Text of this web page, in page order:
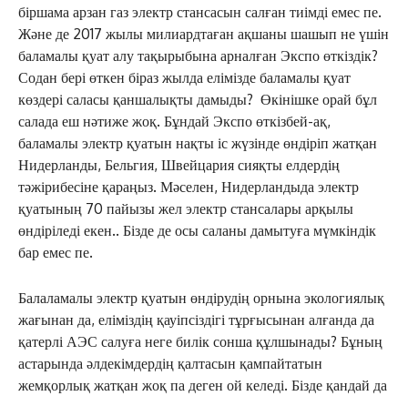
біршама арзан газ электр стансасын салған тиімді емес пе.
Және де 2017 жылы милиардтаған ақшаны шашып не үшін
баламалы қуат алу тақырыбына арналған Экспо өткіздік?
Содан бері өткен біраз жылда елімізде баламалы қуат
көздері саласы қаншалықты дамыды? Өкінішке орай бұл
салада еш нәтиже жоқ. Бұндай Экспо өткізбей-ақ,
баламалы электр қуатын нақты іс жүзінде өндіріп жатқан
Нидерланды, Бельгия, Швейцария сияқты елдердің
тәжірибесіне қараңыз. Мәселен, Нидерландыда электр
қуатының 70 пайызы жел электр стансалары арқылы
өндіріледі екен.. Бізде де осы саланы дамытуға мүмкіндік
бар емес пе.
Балаламалы электр қуатын өндірудің орнына экологиялық
жағынан да, еліміздің қауіпсіздігі тұрғысынан алғанда да
қатерлі АЭС салуға неге билік сонша құлшынады? Бұның
астарында әлдекімдердің қалтасын қампайтатын
жемқорлық жатқан жоқ па деген ой келеді. Бізде қандай да